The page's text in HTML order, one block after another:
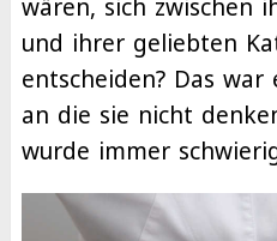
wären, sich zwischen
und ihrer geliebten
entscheiden? Das war
an die sie nicht
wurde immer